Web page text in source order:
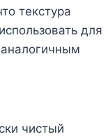
текстура
для
чистый